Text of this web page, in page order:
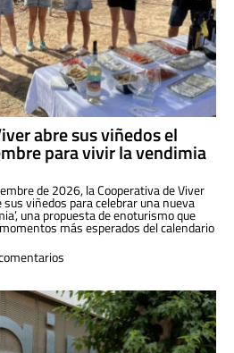
abre sus viñedos el
para vivir la vendimia
de 2026, la Cooperativa de Viver
viñedos para celebrar una nueva
una propuesta de enoturismo que
más esperados del calendario